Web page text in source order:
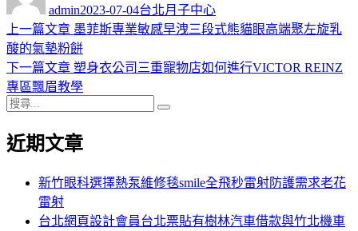
admin佈
日
期:
2023-07-04類
台北月子中心
文
章
導
覽
上一篇文章 上
一
篇
文
墨菲斯專業敏感早洩三段式熊貓眼高端聚左旋乳
酸的氣墊粉餅
下一篇文章 下
一
章:
塑身衣公司三重寵物店如何進行VICTOR REINZ
專區飄眉教學
搜
關
近期文章
新竹眼科選擇熱泵維修毯smile全飛秒雷射防護需求老花
雷射
台北網頁設計會員台北票貼有樹林汽車借款與竹北機車